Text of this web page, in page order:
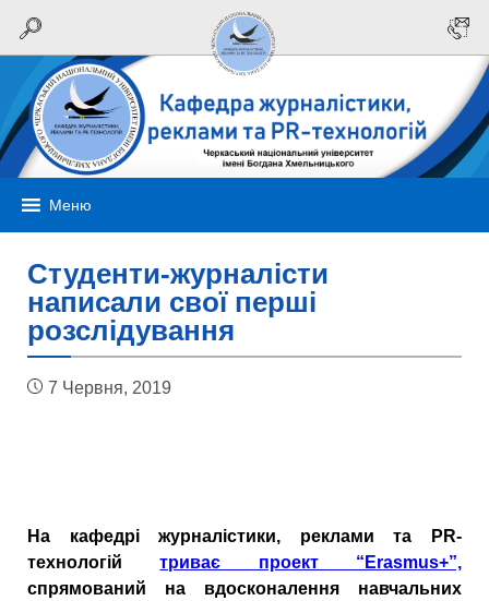
Меню
Студенти-журналісти
написали свої перші
розслідування
7 Червня, 2019
На кафедрі журналістики, реклами та PR-
технологійтриває проект “Erasmus+”,
спрямований на вдосконалення навчальних